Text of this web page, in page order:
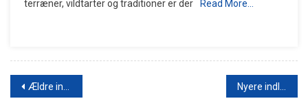
terræner, vildtarter og traditioner er der
Read More…
Navigation
Ældre indlæg Nyere indlæg